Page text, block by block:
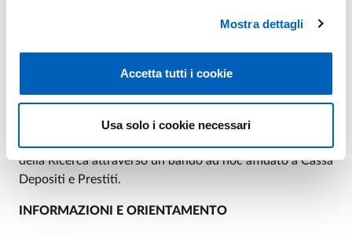
Mostra dettagli
Accetta tutti i cookie
Usa solo i cookie necessari
Contribuzione universitaria 2026-27
Per l’a.a. 2026-2027 saranno disponibili più di 2.200
riservati a studentesse e studenti beneficiari del Diritto
allo Studio anche grazie a interventi di housing
studentesco finanziati dal Ministero dell’Università e
della Ricerca attraverso un bando ad hoc affidato a Cassa
Depositi e Prestiti.
INFORMAZIONI E ORIENTAMENTO